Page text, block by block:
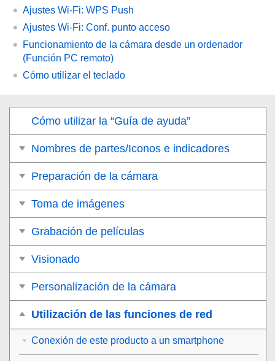
Ajustes Wi-Fi: WPS Push
Ajustes Wi-Fi: Conf. punto acceso
Funcionamiento de la cámara desde un ordenador
(Función PC remoto)
Cómo utilizar el teclado
Cómo utilizar la “Guía de ayuda”
Nombres de partes/Iconos e indicadores
Preparación de la cámara
Toma de imágenes
Grabación de películas
Visionado
Personalización de la cámara
Utilización de las funciones de red
Conexión de este producto a un smartphone